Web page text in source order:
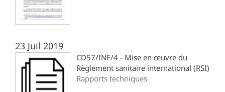
23 Juil 2019
CD57/INF/4 - Mise en œuvre du
Règlement sanitaire international (RSI)
Rapports techniques